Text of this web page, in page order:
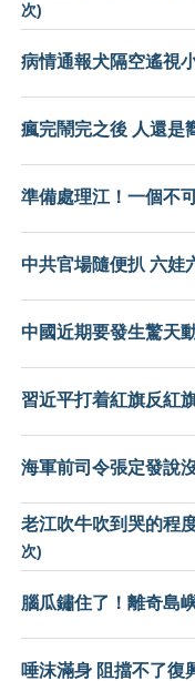
次)
病情通報犬隔空遙視
瘋完鬧完之後 人還是
準備處理江！一個不
中共官場隨便扒 六娃
中國近期要發生驚天
習近平打着紅旗反紅
海軍前司令張定發說
老江吹牛吹到哭的程
次)
腦瓜鏽住了！離奇島
唾沫滿身 阻擋不了復